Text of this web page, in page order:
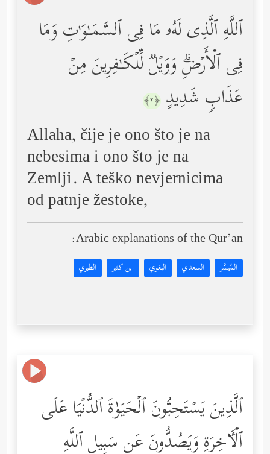
ٱللَّهِ ٱلَّذِی لَهُۥ مَا فِی ٱلسَّمَـٰوَ ٰ⁠تِ وَمَا
فِی ٱلۡأَرۡضِۗ وَوَیۡلࣱ لِّلۡكَـٰفِرِینَ مِنۡ
عَذَابࣲ شَدِیدٍ ﴿٢﴾
Allaha, čije je ono što je na
nebesima i ono što je na
Zemlji. A teško nevjernicima
od patnje žestoke,
Arabic explanations of the Qur’an:
المُيسَّر السعدي البغوي ابن كثير الطبري
ٱلَّذِینَ یَسۡتَحِبُّونَ ٱلۡحَیَوٰةَ ٱلدُّنۡیَا عَلَى
ٱلۡـَٔاخِرَةِ وَیَصُدُّونَ عَن سَبِیلِ ٱللَّهِ